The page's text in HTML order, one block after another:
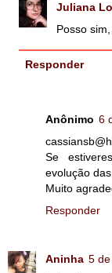
Juliana
Posso
Responder
Anônimo 6
Se
evolução
Muito
Responder
Aninha 5